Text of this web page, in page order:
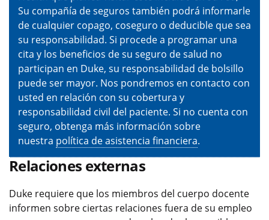
Su compañía de seguros también podrá informarle
de cualquier copago, coseguro o deducible que sea
su responsabilidad. Si procede a programar una
cita y los beneficios de su seguro de salud no
participan en Duke, su responsabilidad de bolsillo
puede ser mayor. Nos pondremos en contacto con
usted en relación con su cobertura y
responsabilidad civil del paciente. Si no cuenta con
seguro, obtenga más información sobre
nuestra política de asistencia financiera.
Relaciones externas
Duke requiere que los miembros del cuerpo docente
informen sobre ciertas relaciones fuera de su empleo